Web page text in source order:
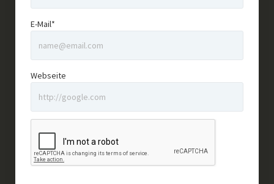
E-Mail*
Webseite